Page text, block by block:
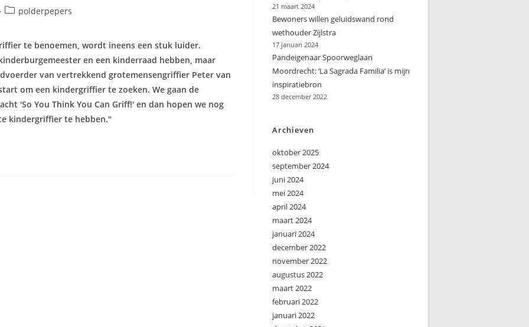
Berichtcategorie:
polderpepers
te benoemen, wordt ineens een stuk luider.
en een kinderraad hebben, maar
van vertrekkend grotemensengriffier Peter van
om een kindergriffier te zoeken. We gaan de
'So You Think You Can Griff!' en dan hopen we nog
kindergriffier te hebben."
21 maart 2024
Bewoners willen geluidswand rond
wethouder Zijlstra
17 januari 2024
Pandeigenaar Spoorweglaan
Moordrecht: ‘La Sagrada Familia’ is mijn
inspiratiebron
28 december 2022
Archieven
oktober 2025
september 2024
juni 2024
mei 2024
april 2024
maart 2024
januari 2024
december 2022
november 2022
augustus 2022
maart 2022
februari 2022
januari 2022